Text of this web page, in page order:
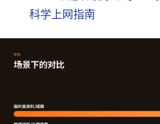
科学上网指南